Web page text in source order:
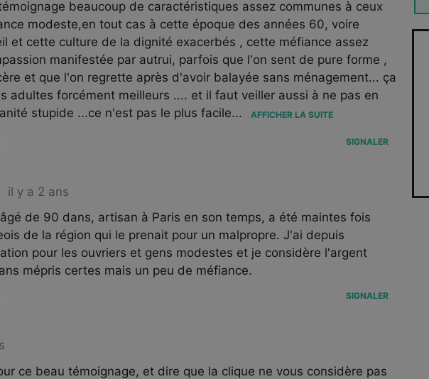
beaucoup de caractéristiques assez communes à ceux
modeste,en tout cas à cette époque des années 60, voire
et cette culture de la dignité exacerbés , cette méfiance assez
manifestée par autrui, parfois que l'on sent de pure forme ,
et que l'on regrette après d'avoir balayée sans ménagement... ça
adultes forcément meilleurs .... et il faut veiller aussi à ne pas en
stupide ...ce n'est pas le plus facile... AFFICHER LA SUITE
SIGNALER
il y a 2 ans
de 90 dans, artisan à Paris en son temps, a été maintes fois
de la région qui le prenait pour un malpropre. J'ai depuis
pour les ouvriers et gens modestes et je considère l'argent
mépris certes mais un peu de méfiance.
SIGNALER
ce beau témoignage, et dire que la clique ne vous considère pas